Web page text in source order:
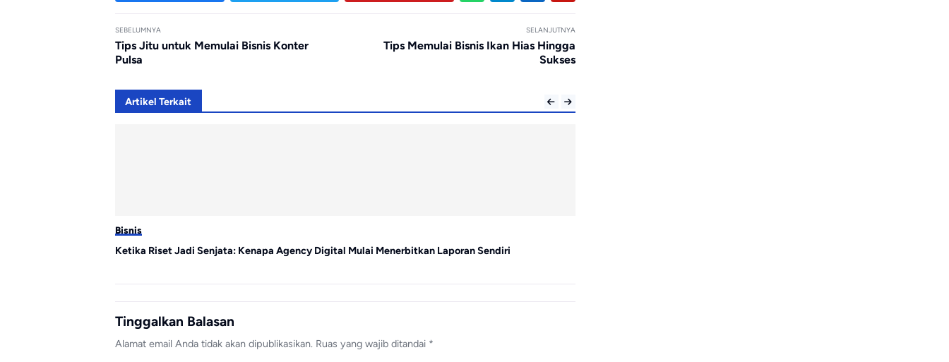
SEBELUMNYA
Tips Jitu untuk Memulai Bisnis Konter
Pulsa
SELANJUTNYA
Tips Memulai Bisnis Ikan Hias Hingga
Sukses
Artikel Terkait
Bisnis
Ketika Riset Jadi Senjata: Kenapa Agency Digital Mulai Menerbitkan Laporan Sendiri
Tinggalkan Balasan
Alamat email Anda tidak akan dipublikasikan. Ruas yang wajib ditandai *